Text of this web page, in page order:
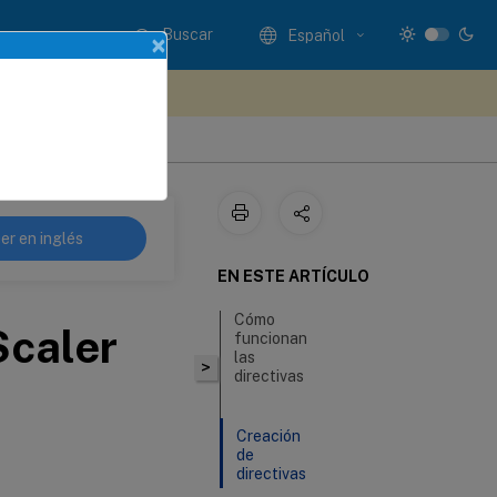
Buscar Español
en inglés
>
EN ESTE ARTÍCULO
Cómo
funcionan
las
directivas
Creación
de
directivas
×